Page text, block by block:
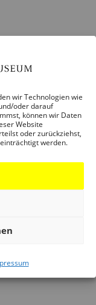
wir Technologien wie
oder darauf
können wir Daten
Website
oder zurückziehst,
werden.